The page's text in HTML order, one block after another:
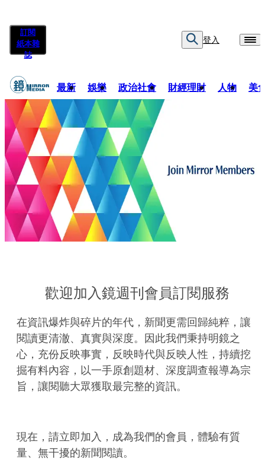
訂閱
紙本雜
誌
登入
最新 娛樂 政治社會 財經理財 人物 美
歡迎加入鏡週刊會員訂閱服務
在資訊爆炸與碎片的年代，新聞更需回歸純粹，讓
閱讀更清澈、真實與深度。因此我們秉持明鏡之
心，充份反映事實，反映時代與反映人性，持續挖
掘有料內容，以一手原創題材、深度調查報導為宗
旨，讓閱聽大眾獲取最完整的資訊。
現在，請立即加入，成為我們的會員，體驗有質
量、無干擾的新聞閱讀。